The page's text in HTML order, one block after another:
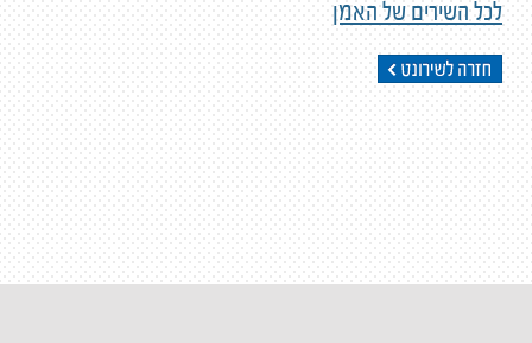
לכל השירים של האמן